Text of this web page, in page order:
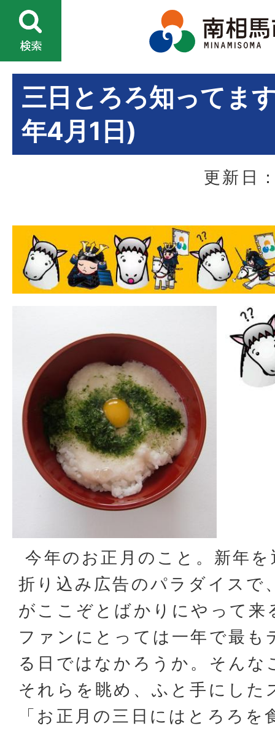
三日とろろ知ってま
年4月1日)
更新日
今年のお正月のこと。新年
折り込み広告のパラダイスで
がここぞとばかりにやって来
ファンにとっては一年で最も
る日ではなかろうか。そんな
それらを眺め、ふと手にした
「お正月の三日にはとろろ